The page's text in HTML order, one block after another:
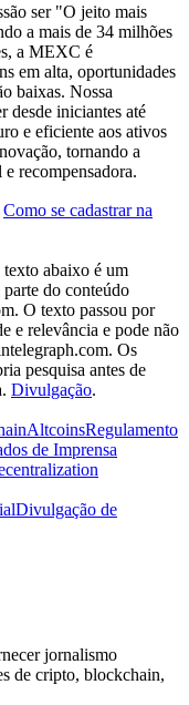
ser "O jeito mais
a mais de 34 milhões
a MEXC é
em alta, oportunidades
baixas. Nossa
desde iniciantes até
e eficiente aos ativos
tornando a
recompensadora.
Como se cadastrar na
abaixo é um
do conteúdo
O texto passou por
e relevância e pode não
Os
pesquisa antes de
Divulgação.
AltcoinsRegulamento
de Imprensa
Divulgação de
jornalismo
de cripto, blockchain,